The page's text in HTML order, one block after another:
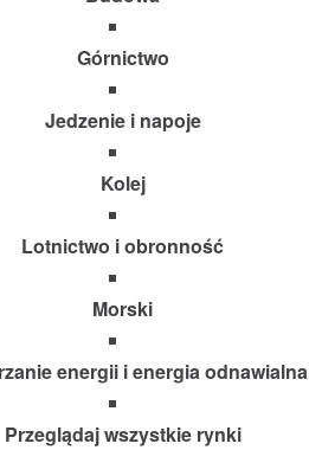
Górnictwo
Jedzenie i napoje
Kolej
Lotnictwo i obronność
Morski
energii i energia odnawialna
Przeglądaj wszystkie rynki